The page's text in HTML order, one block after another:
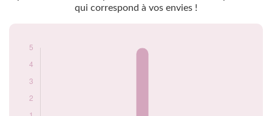
qui correspond à vos envies !